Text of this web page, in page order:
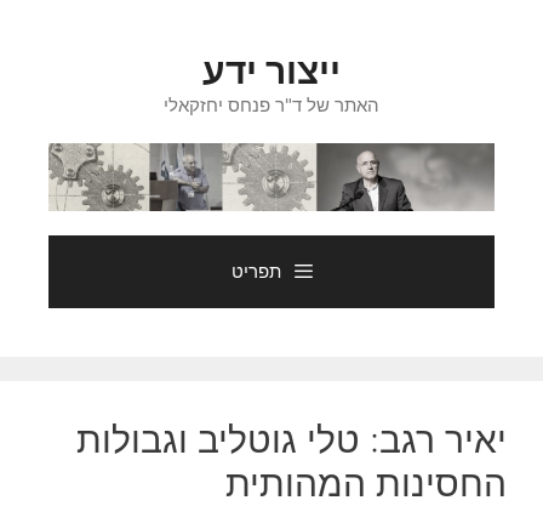
ייצור ידע
האתר של ד"ר פנחס יחזקאלי
תפריט
יאיר רגב: טלי גוטליב וגבולות
החסינות המהותית